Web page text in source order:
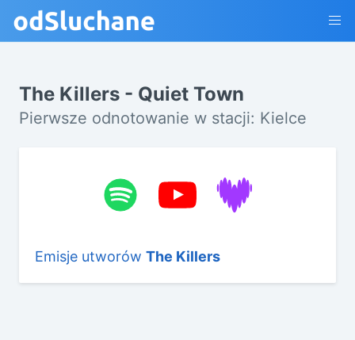
The Killers - Quiet Town
Pierwsze odnotowanie w stacji: Kielce
Emisje utworów The Killers